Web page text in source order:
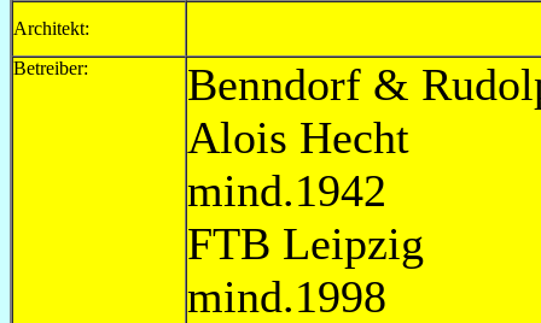
Architekt:
Betreiber:
Benndorf &
Alois
FTB
mind.1998